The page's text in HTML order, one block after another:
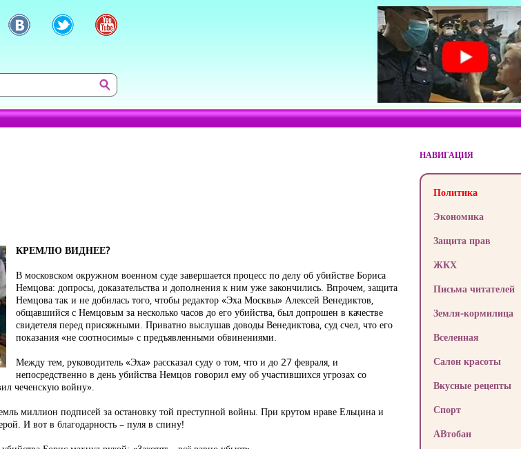
КРЕМЛЮ ВИДНЕЕ?
В московском окружном военном суде завершается процесс по делу об убийстве Бориса
Немцова: допросы, доказательства и дополнения к ним уже закончились. Впрочем, защита
Немцова так и не добилась того, чтобы редактор «Эха Москвы» Алексей Венедиктов,
общавшийся с Немцовым за несколько часов до его убийства, был допрошен в качестве
свидетеля перед присяжными. Приватно выслушав доводы Венедиктова, суд счел, что его
показания «не соотносимы» с предъявленными обвинениями.
Между тем, руководитель «Эха» рассказал суду о том, что и до 27 февраля, и
непосредственно в день убийства Немцов говорил ему об участившихся угрозах со
чеченскую войну».
миллион подписей за остановку той преступной войны. При крутом нраве Ельцина и
И вот в благодарность – пуля в спину!
НАВИГАЦИЯ
Политика
Экономика
Защита прав
ЖКХ
Письма читателей
Земля-кормилица
Вселенная
Салон красоты
Вкусные рецепты
Спорт
АВтобан